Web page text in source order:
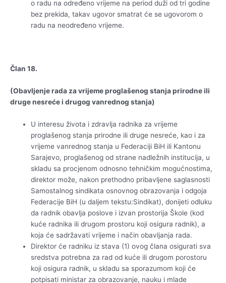
o radu na određeno vrijeme na period duži od tri godine
bez prekida, takav ugovor smatrat će se ugovorom o
radu na neodređeno vrijeme.
Član 18.
(Obavljenje rada za vrijeme proglašenog stanja prirodne ili
druge nesreće i drugog vanrednog stanja)
U interesu života i zdravlja radnika za vrijeme
proglašenog stanja prirodne ili druge nesreće, kao i za
vrijeme vanrednog stanja u Federaciji BiH ili Kantonu
Sarajevo, proglašenog od strane nadležnih institucija, u
skladu sa procjenom odnosno tehničkim mogućnostima,
direktor može, nakon prethodno pribavljene saglasnosti
Samostalnog sindikata osnovnog obrazovanja i odgoja
Federacije BiH (u daljem tekstu:Sindikat), donijeti odluku
da radnik obavlja poslove i izvan prostorija Škole (kod
kuće radnika ili drugom prostoru koji osigura radnik), a
koja će sadržavati vrijeme i način obavljanja rada.
Direktor će radniku iz stava (1) ovog člana osigurati sva
sredstva potrebna za rad od kuće ili drugom porostoru
koji osigura radnik, u skladu sa sporazumom koji će
potpisati ministar za obrazovanje, nauku i mlade